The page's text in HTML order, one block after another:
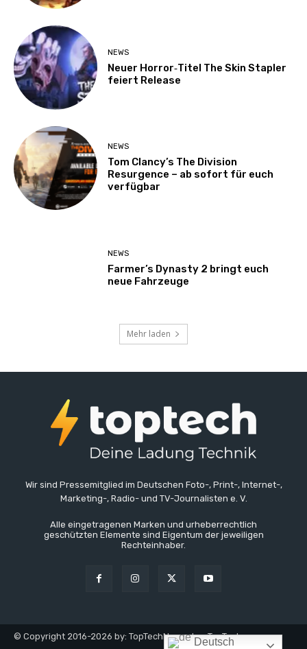
NEWS
Neuer Horror‑Titel The Skin Stapler
feiert Release
NEWS
Tom Clancy’s The Division
Resurgence – ab sofort für euch
verfügbar
NEWS
Farmer’s Dynasty 2 bringt euch
neue Fahrzeuge
Mehr laden
Wir sind Pressemitglied im Deutschen Foto-, Print-, Internet-,
Marketing-, Radio- und TV-Journalisten e. V.
Alle eingetragenen Marken und urheberrechtlich
geschützten Elemente sind Eigentum der jeweiligen
Rechteinhaber.
© Copyright 2016-2026 by: TopTechNews.de - TopTech
Deutsch